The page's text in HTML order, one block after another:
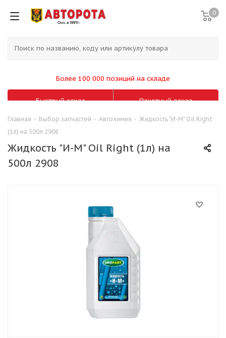
0
Более 100 000 позиций на складе
Быстрый заказ Пакетный заказ
Главная - Выбор запчастей - Автохимия - Жидкость "И-М" Oil Right
(1л) на 500л 2908
Жидкость "И-М" Oil Right (1л) на
500л 2908